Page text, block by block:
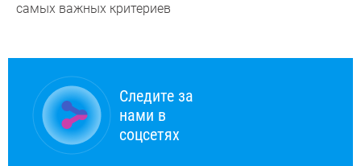
самых важных критериев
Следите за
нами в
соцсетях